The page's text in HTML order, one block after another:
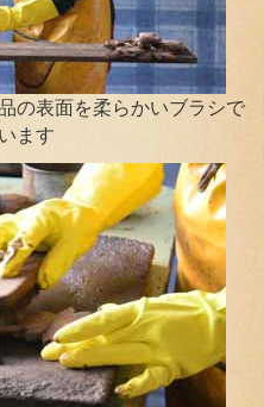
の表面を柔らかいブラシで
ます